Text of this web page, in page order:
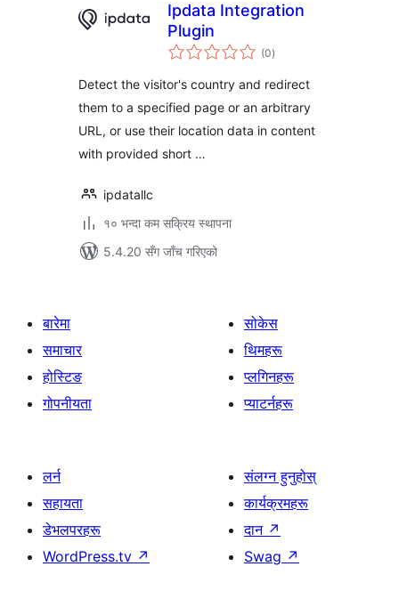
Ipdata Integration
Plugin
(0कुल
रेटिङ्गहरू
)
Detect the visitor's country and redirect
them to a specified page or an arbitrary
URL, or use their location data in content
with provided short …
ipdatallc
१० भन्दा कम सक्रिय स्थापना
5.4.20 सँग जाँच गरिएको
बारेमा
समाचार
होस्टिङ
गोपनीयता
सोकेस
थिमहरू
प्लगिनहरू
प्याटर्नहरू
लर्न
सहायता
डेभलपरहरू
WordPress.tv ↗
संलग्न हुनुहोस्
कार्यक्रमहरू
दान ↗
Swag ↗